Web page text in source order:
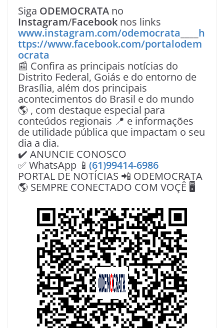
Siga ODEMOCRATA no
Instagram/Facebook nos links
www.instagram.com/odemocrata
h
ttps://www.facebook.com/portalodem
ocrata
📰 Confira as principais notícias do
Distrito Federal, Goiás e do entorno de
Brasília, além dos principais
acontecimentos do Brasil e do mundo
🌎 , com destaque especial para
conteúdos regionais 📍 e informações
de utilidade pública que impactam o seu
dia a dia.
✔️ ANUNCIE CONOSCO
✅ WhatsApp 📱 (61)99414-6986
PORTAL DE NOTÍCIAS 📲 ODEMOCRATA
🌎 SEMPRE CONECTADO COM VOÇÊ 🖥️